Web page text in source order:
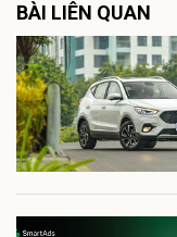
BÀI LIÊN QUAN